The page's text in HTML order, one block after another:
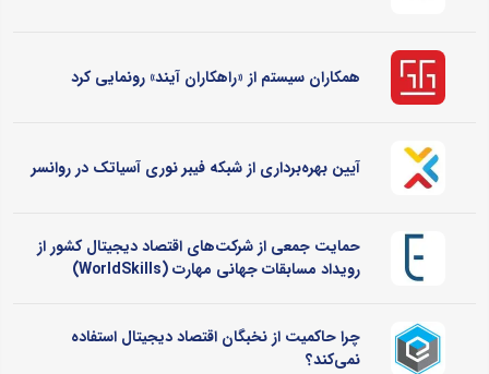
همکاران سیستم از «راهکاران آیند» رونمایی کرد
آیین بهره‌برداری از شبکه فیبر نوری آسیاتک در روانسر
حمایت جمعی از شرکت‌های اقتصاد دیجیتال کشور از
رویداد مسابقات جهانی مهارت (WorldSkills)
چرا حاکمیت از نخبگان اقتصاد دیجیتال استفاده
نمی‌کند؟